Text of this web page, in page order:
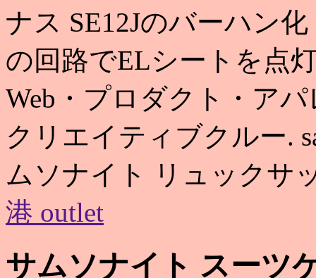
ナス SE12Jのバーハン
の回路でELシートを点
Web・プロダクト・ア
クリエイティブクルー.
ムソナイト リュックサ
港 outlet
サムソナイト スーツ